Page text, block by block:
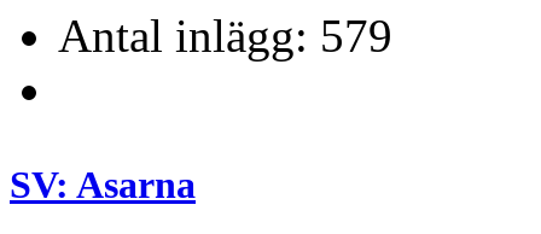
Antal inlägg: 579
SV: Asarna